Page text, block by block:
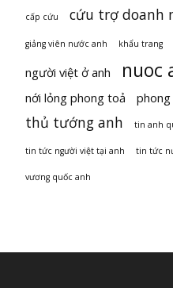
cấp cứu cứu trợ doanh
giảng viên nước anh khẩu trang
người việt ở anh nuoc
nới lỏng phong toả
thủ tướng anh
tin anh
tin tức người việt tại anh tin tức
vương quốc anh